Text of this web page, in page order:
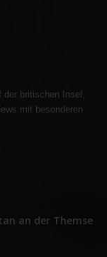
britischen Insel,
mit besonderen
an der Themse